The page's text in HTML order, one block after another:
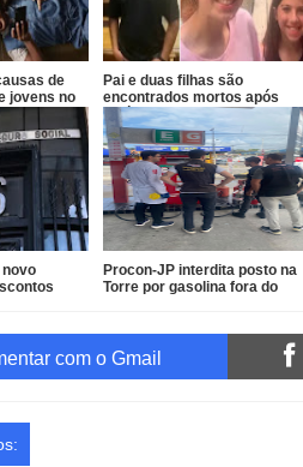
de
jovens no
Pai e duas filhas são
encontrados mortos após
divórcio nos EUA
novo
Procon-JP interdita posto na
Torre por gasolina fora do
com o Gmail